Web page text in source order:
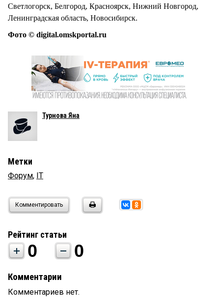
Светлогорск, Белгород, Красноярск, Нижний Новгород,
Ленинградская область, Новосибирск.
Фото © digital.omskportal.ru
Турнова Яна
Метки
Форум, IT
Комментировать
Рейтинг статьи
0 0
Комментарии
Комментариев нет.